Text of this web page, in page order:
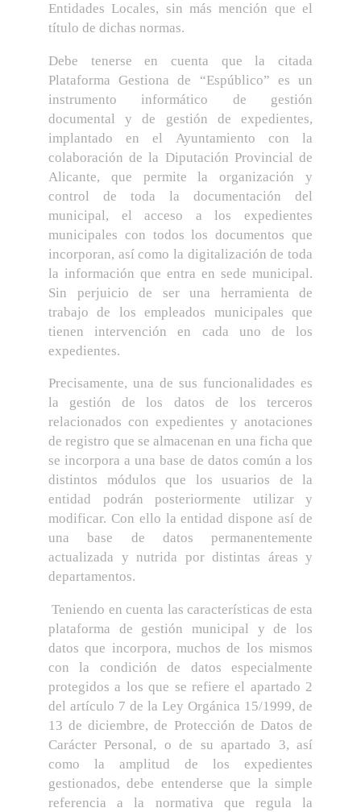
Entidades Locales, sin más mención que el
título de dichas normas.
Debe tenerse en cuenta que la citada
Plataforma Gestiona de “Espúblico” es un
instrumento informático de gestión
documental y de gestión de expedientes,
implantado en el Ayuntamiento con la
colaboración de la Diputación Provincial de
Alicante, que permite la organización y
control de toda la documentación del
municipal, el acceso a los expedientes
municipales con todos los documentos que
incorporan, así como la digitalización de toda
la información que entra en sede municipal.
Sin perjuicio de ser una herramienta de
trabajo de los empleados municipales que
tienen intervención en cada uno de los
expedientes.
Precisamente, una de sus funcionalidades es
la gestión de los datos de los terceros
relacionados con expedientes y anotaciones
de registro que se almacenan en una ficha que
se incorpora a una base de datos común a los
distintos módulos que los usuarios de la
entidad podrán posteriormente utilizar y
modificar. Con ello la entidad dispone así de
una base de datos permanentemente
actualizada y nutrida por distintas áreas y
departamentos.
Teniendo en cuenta las características de esta
plataforma de gestión municipal y de los
datos que incorpora, muchos de los mismos
con la condición de datos especialmente
protegidos a los que se refiere el apartado 2
del artículo 7 de la Ley Orgánica 15/1999, de
13 de diciembre, de Protección de Datos de
Carácter Personal, o de su apartado 3, así
como la amplitud de los expedientes
gestionados, debe entenderse que la simple
referencia a la normativa que regula la